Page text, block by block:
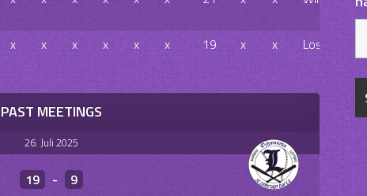
x x x x x x 19 x x Loss
PAST MEETINGS
26. Juli 2025
19 -
9